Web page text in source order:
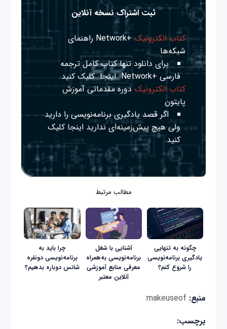
ثبت اشتراک نسخه آنلاین
کتاب الکترونیک
+Network راهنمای
شبکه‌ها
برای دانلود تنها کتاب کامل ترجمه
فارسی +Network
اینجا کلیک کنید.
کتاب الکترونیک دوره مقدماتی آموزش
پایتون
اگر قصد یادگیری برنامه‌نویسی را دارید
ولی هیچ پیش‌زمینه‌ای نداریداینجا کلیک
کنید.
مطالب مرتبط
چگونه به تنهایی
یادگیری برنامه‌نویسی
را شروع کنم؟
آشنایی با شغل
برنامه‌نویسی به‌همراه
معرفی منابع آموزشی
آنلاین معتبر
چرا باید به
برنامه‌نویسی دونفره
شانس دوباره‌‌ بدهیم؟
منبع: makeuseof
برچسب: